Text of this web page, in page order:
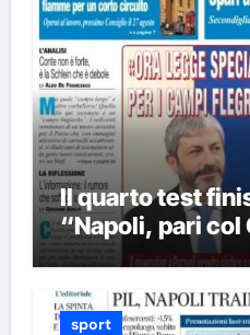
Il quarto test
“Napoli, pari col
sport